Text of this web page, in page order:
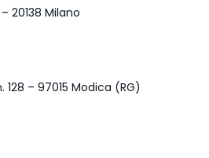
20138 Milano
128 – 97015 Modica (RG)